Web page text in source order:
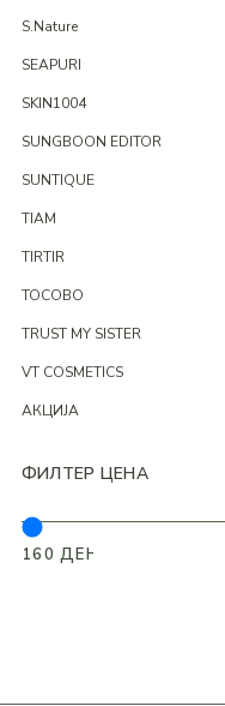
S.Nature
SEAPURI
SKIN1004
SUNGBOON EDITOR
SUNTIQUE
TIAM
TIRTIR
TOCOBO
TRUST MY SISTER
VT COSMETICS
АКЦИЈА
ФИЛТЕР ЦЕНА